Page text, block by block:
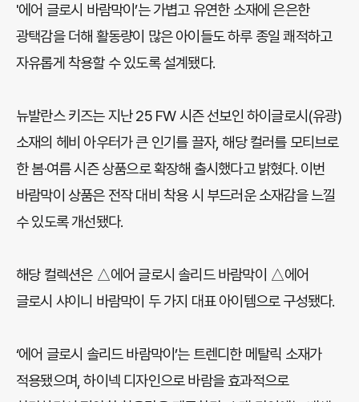
'에어 글로시 바람막이’는 가볍고 유연한 소재에 은은한
광택감을 더해 활동량이 많은 아이들도 하루 종일 쾌적하고
자유롭게 착용할 수 있도록 설계됐다.
뉴발란스 키즈는 지난 25 FW 시즌 선보인 하이글로시(유광)
소재의 헤비 아우터가 큰 인기를 끌자, 해당 컬러를 모티브로
한 봄·여름 시즌 상품으로 확장해 출시했다고 밝혔다. 이번
바람막이 상품은 전작 대비 착용 시 부드러운 소재감을 느낄
수 있도록 개선됐다.
해당 컬렉션은 △에어 글로시 솔리드 바람막이 △에어
글로시 샤이니 바람막이 두 가지 대표 아이템으로 구성됐다.
‘에어 글로시 솔리드 바람막이’는 트렌디한 메탈릭 소재가
적용됐으며, 하이넥 디자인으로 바람을 효과적으로